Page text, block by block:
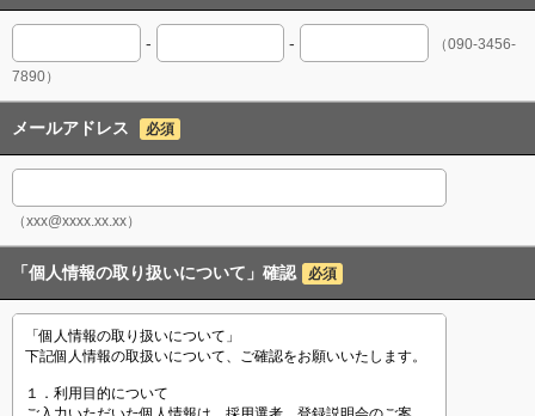
- -
（090-3456-
7890）
メールアドレス 必須
（xxx@xxxx.xx.xx）
「個人情報の取り扱いについて」確認 必須